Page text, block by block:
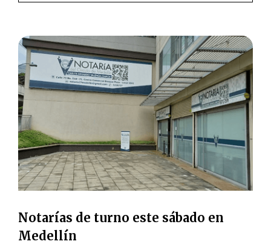
Notarías de turno este sábado en
Medellín